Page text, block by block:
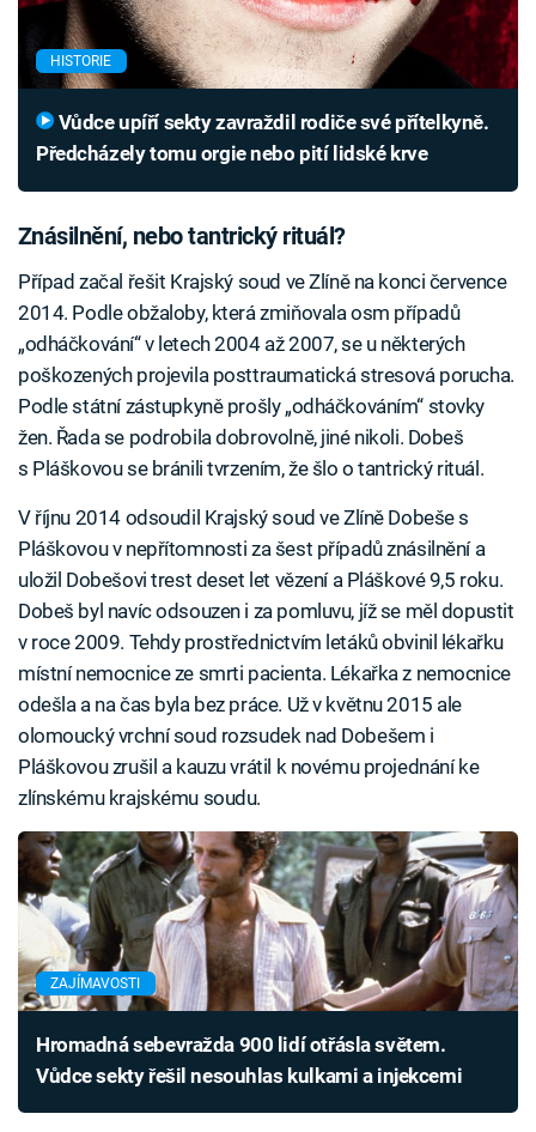
HISTORIE
Předcházely tomu orgie nebo pití lidské krve
Znásilnění, nebo tantrický rituál?
Případ začal řešit Krajský soud ve Zlíně na konci července
2014. Podle obžaloby, která zmiňovala osm případů
„odháčkování“ v letech 2004 až 2007, se u některých
poškozených projevila posttraumatická stresová porucha.
Podle státní zástupkyně prošly „odháčkováním“ stovky
žen. Řada se podrobila dobrovolně, jiné nikoli. Dobeš
s Pláškovou se bránili tvrzením, že šlo o tantrický rituál.
V říjnu 2014 odsoudil Krajský soud ve Zlíně Dobeše s
Pláškovou v nepřítomnosti za šest případů znásilnění a
uložil Dobešovi trest deset let vězení a Pláškové 9,5 roku.
Dobeš byl navíc odsouzen i za pomluvu, jíž se měl dopustit
v roce 2009. Tehdy prostřednictvím letáků obvinil lékařku
místní nemocnice ze smrti pacienta. Lékařka z nemocnice
odešla a na čas byla bez práce. Už v květnu 2015 ale
olomoucký vrchní soud rozsudek nad Dobešem i
Pláškovou zrušil a kauzu vrátil k novému projednání ke
zlínskému krajskému soudu.
ZAJÍMAVOSTI
Hromadná sebevražda 900 lidí otřásla světem.
Vůdce sekty řešil nesouhlas kulkami a injekcemi